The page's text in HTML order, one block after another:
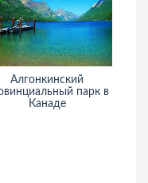
Алгонкинский
парк в
Канаде